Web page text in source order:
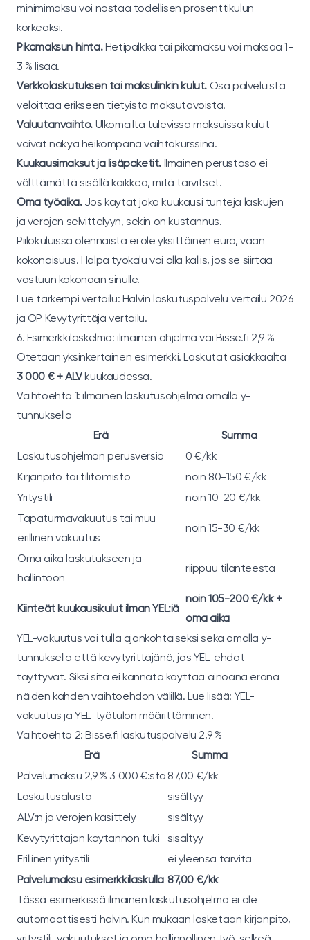
minimimaksu voi nostaa todellisen prosenttikulun
korkeaksi.
Pikamaksun hinta.Hetipalkka tai pikamaksu voi maksaa 1-
3 % lisää.
Verkkolaskutuksen tai maksulinkin kulut. Osa palveluista
veloittaa erikseen tietyistä maksutavoista.
Valuutanvaihto. Ulkomailta tulevissa maksuissa kulut
voivat näkyä heikompana vaihtokurssina.
Kuukausimaksut ja lisäpaketit. Ilmainen perustaso ei
välttämättä sisällä kaikkea, mitä tarvitset.
Oma työaika.Jos käytät joka kuukausi tunteja laskujen
ja verojen selvittelyyn, sekin on kustannus.
Piilokuluissa olennaista ei ole yksittäinen euro, vaan
kokonaisuus. Halpa työkalu voi olla kallis, jos se siirtää
vastuun kokonaan sinulle.
Lue tarkempi vertailu: Halvin laskutuspalvelu vertailu 2026
ja OP Kevytyrittäjä vertailu.
6. Esimerkkilaskelma: ilmainen ohjelma vai Bisse.fi 2,9 %
Otetaan yksinkertainen esimerkki. Laskutat asiakkaalta
3 000 € + ALVkuukaudessa.
Vaihtoehto 1: ilmainen laskutusohjelma omalla y-
tunnuksella
Erä
Summa
Laskutusohjelman perusversio
0 €/kk
Kirjanpito tai tilitoimisto
noin 80-150 €/kk
Yritystili
noin 10-20 €/kk
Tapaturmavakuutus tai muu
erillinen vakuutus
noin 15-30 €/kk
Oma aika laskutukseen ja
hallintoon
riippuu tilanteesta
Kiinteät kuukausikulut ilman YEL:iä
noin 105-200 €/kk +
oma aika
YEL-vakuutus voi tulla ajankohtaiseksi sekä omalla y-
tunnuksella että kevytyrittäjänä, jos YEL-ehdot
täyttyvät. Siksi sitä ei kannata käyttää ainoana erona
näiden kahden vaihtoehdon välillä. Lue lisää: YEL-
vakuutus jaYEL-työtulon määrittäminen.
Vaihtoehto 2: Bisse.fi laskutuspalvelu 2,9 %
Erä
Summa
Palvelumaksu 2,9 % 3 000 €:sta 87,00 €/kk
Laskutusalusta
sisältyy
ALV:n ja verojen käsittely
sisältyy
Kevytyrittäjän käytännön tuki
sisältyy
Erillinen yritystili
ei yleensä tarvita
Palvelumaksu esimerkkilaskulla 87,00 €/kk
Tässä esimerkissä ilmainen laskutusohjelma ei ole
automaattisesti halvin. Kun mukaan lasketaan kirjanpito,